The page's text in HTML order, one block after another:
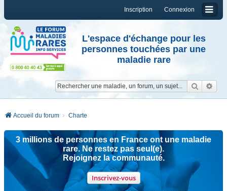
Connexion
Inscription
L'espace d'échange pour les
personnes touchées par une
maladie rare
Accueil du forum Charte
3 millions de personnes en France ont une maladie
rare. Ne restez pas seul(e).
Rejoignez la communauté.
Inscrivez-vous